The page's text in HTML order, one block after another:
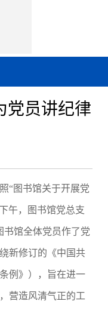
党员讲纪律
“图书馆关于开展党
午， 图书馆党总支
书馆全体党员作了党
新修订的《中国共
例》），旨在进一
营造风清气正的工